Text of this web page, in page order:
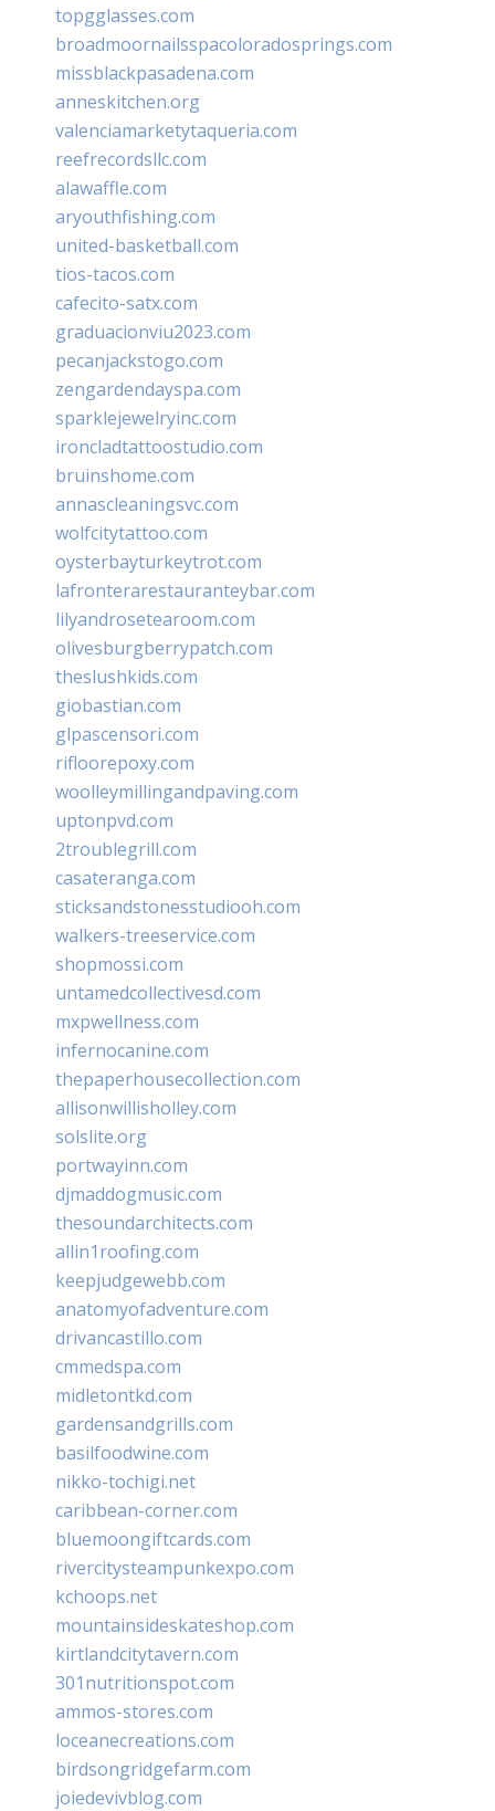
topgglasses.com
broadmoornailsspacoloradosprings.com
missblackpasadena.com
anneskitchen.org
valenciamarketytaqueria.com
reefrecordsllc.com
alawaffle.com
aryouthfishing.com
united-basketball.com
tios-tacos.com
cafecito-satx.com
graduacionviu2023.com
pecanjackstogo.com
zengardendayspa.com
sparklejewelryinc.com
ironcladtattoostudio.com
bruinshome.com
annascleaningsvc.com
wolfcitytattoo.com
oysterbayturkeytrot.com
lafronterarestauranteybar.com
lilyandrosetearoom.com
olivesburgberrypatch.com
theslushkids.com
giobastian.com
glpascensori.com
rifloorepoxy.com
woolleymillingandpaving.com
uptonpvd.com
2troublegrill.com
casateranga.com
sticksandstonesstudiooh.com
walkers-treeservice.com
shopmossi.com
untamedcollectivesd.com
mxpwellness.com
infernocanine.com
thepaperhousecollection.com
allisonwillisholley.com
solslite.org
portwayinn.com
djmaddogmusic.com
thesoundarchitects.com
allin1roofing.com
keepjudgewebb.com
anatomyofadventure.com
drivancastillo.com
cmmedspa.com
midletontkd.com
gardensandgrills.com
basilfoodwine.com
nikko-tochigi.net
caribbean-corner.com
bluemoongiftcards.com
rivercitysteampunkexpo.com
kchoops.net
mountainsideskateshop.com
kirtlandcitytavern.com
301nutritionspot.com
ammos-stores.com
loceanecreations.com
birdsongridgefarm.com
joiedevivblog.com